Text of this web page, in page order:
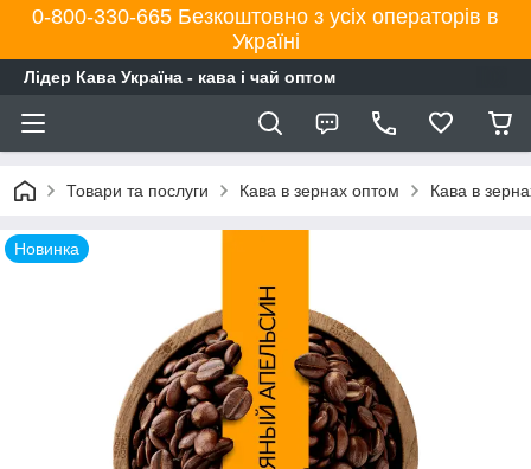
0-800-330-665 Безкоштовно з усіх операторів в
Україні
Лідер Кава Україна - кава і чай оптом
Товари та послуги Кава в зернах оптом Кава в
Новинка